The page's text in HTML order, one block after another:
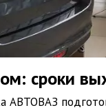
сроки
АВТОВАЗ